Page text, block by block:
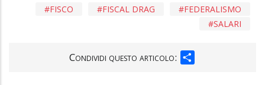
FEDERALISMO
FISCAL DRAG
FISCO
SALARI
Condividi questo articolo: